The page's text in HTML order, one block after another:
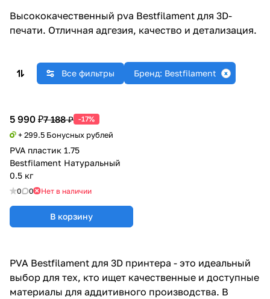
Высококачественный pva Bestfilament для 3D-
печати. Отличная адгезия, качество и детализация.
Все фильтры Бренд: Bestfilament
5 990 ₽7 188 ₽ -17%
+ 299.5 Бонусных рублей
PVA пластик 1.75
Bestfilament Натуральный
0.5 кг
0 0 Нет в наличии
В корзину
PVA Bestfilament для 3D принтера - это идеальный
выбор для тех, кто ищет качественные и доступные
материалы для аддитивного производства. В